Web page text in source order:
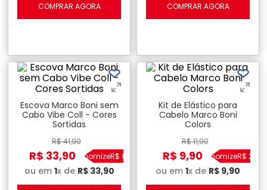
COMPRAR AGORA COMPRAR AGORA
Escova Marco Boni sem
Cabo Vibe Coll - Cores
Sortidas
R$41,90
R$ 33,90EconomizeR$ 8
ou em 1x de R$ 33,90
Kit de Elástico para
Cabelo Marco Boni
Colors
R$11,90
R$ 9,90EconomizeR$ 2
ou em 1x de R$ 9,90